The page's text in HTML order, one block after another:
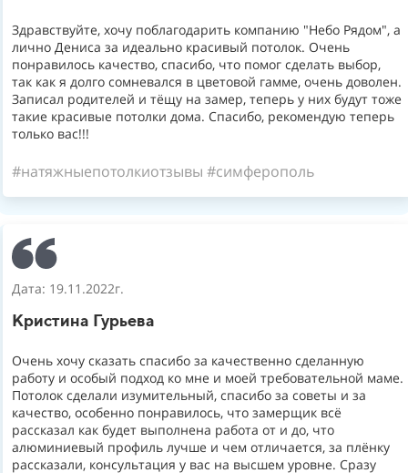
Здравствуйте, хочу поблагодарить компанию "Небо Рядом", а
лично Дениса за идеально красивый потолок. Очень
понравилось качество, спасибо, что помог сделать выбор,
так как я долго сомневался в цветовой гамме, очень доволен.
Записал родителей и тёщу на замер, теперь у них будут тоже
такие красивые потолки дома. Спасибо, рекомендую теперь
только вас!!!
#натяжныепотолкиотзывы #симферополь
Дата: 19.11.2022г.
Кристина Гурьева
Очень хочу сказать спасибо за качественно сделанную
работу и особый подход ко мне и моей требовательной маме.
Потолок сделали изумительный, спасибо за советы и за
качество, особенно понравилось, что замерщик всё
рассказал как будет выполнена работа от и до, что
алюминиевый профиль лучше и чем отличается, за плёнку
рассказали, консультация у вас на высшем уровне. Сразу